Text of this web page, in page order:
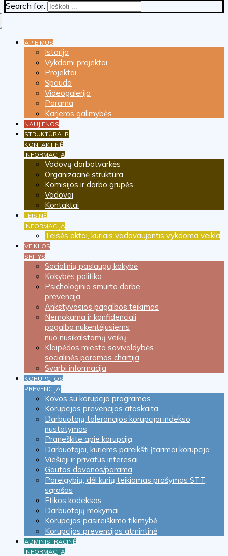
Search for:
APIE MUS
Istorija
Vykdomi projektai
Projektai
Spauda
Videogalerija
Parama
Karjeros galimybės
NAUJIENOS
STRUKTŪRA IR
KONTAKTINĖ
INFORMACIJA
Vadovų darbotvarkės
Organizacinė struktūra
Komisijos ir darbo grupės
Vadovai
Kontaktai
TEISINĖ
INFORMACIJA
Teisės aktai, kuriais vadovaujantis vykdoma veikla
VEIKLOS
SRITYS
Socialinių paslaugų kokybė
Kokybės politika
Psichologinio smurto darbe
prevencija
Ankstyvosios pagalbos teikimas
Nemokama ir konfidenciali
pagalba nukentėjusiems
nuo nusikalstamų veikų
Klaipėdos miesto savivaldybės
socialinės paramos chartija
Svarbi informacija
KORUPCIJOS
PREVENCIJA
Kovos su korupcija programos
Korupcijos prevencijos ataskaita
Darbuotojų tolerancijos korupcijai indekso
nustatymas
Praneškite apie korupciją
Darbuotojai, kuriems pareikšti įtarimai korupcija
Viešieji ir privatūs interesai
Gautos dovanos/parama
Pareigybių, dėl kurių teikiamas prašymas STT,
sąrašas
Etikos kodeksas
Darbuotojų mokymai
Korupcijos pasireiškimo tikimybė
Korupcijos prevencijos atmintinė
ADMINISTRACINĖ
INFORMACIJA